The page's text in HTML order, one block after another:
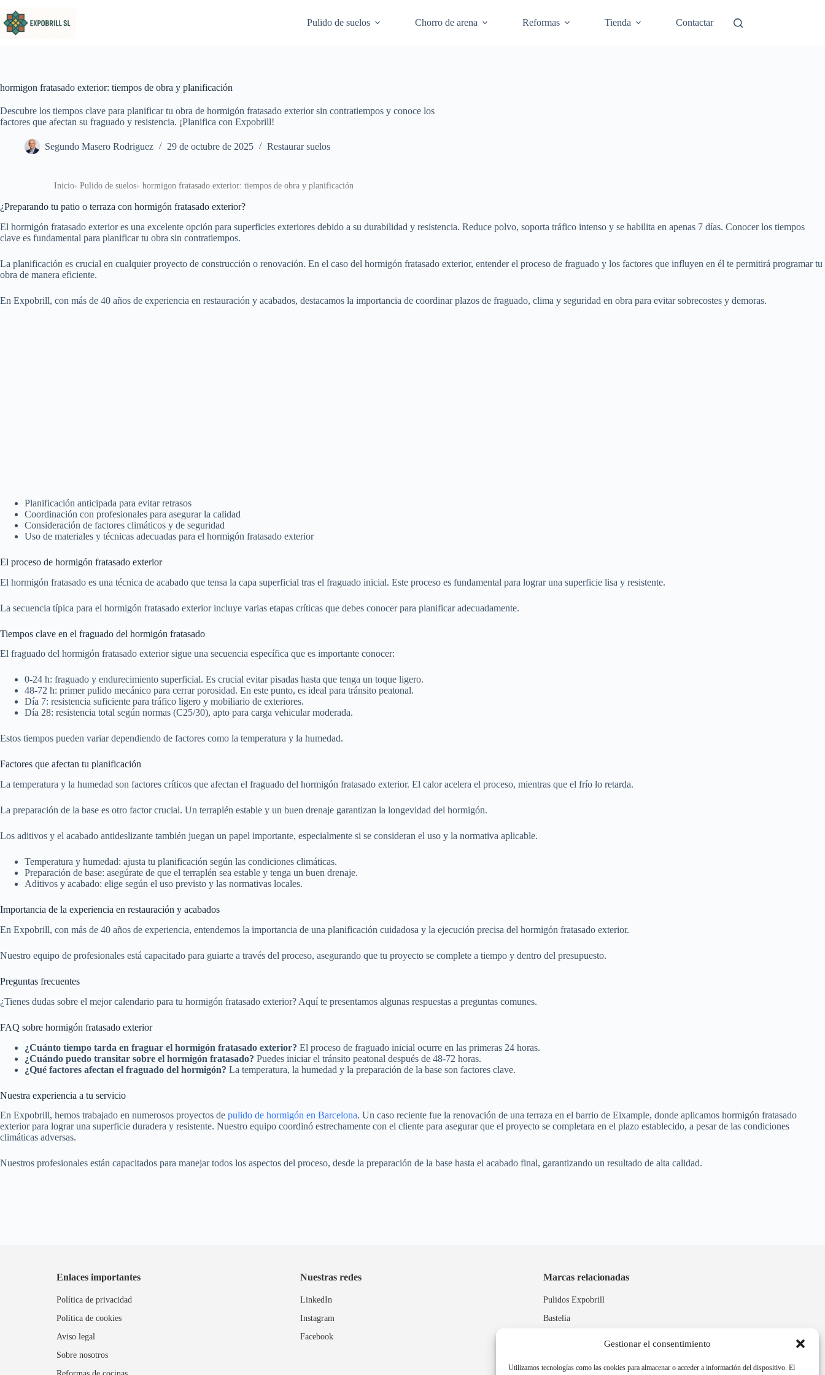
Gestionar el consentimiento
Utilizamos tecnologías como las cookies para almacenar o acceder a información del dispositivo. El
Pulido de suelos
Chorro de arena Reformas Tienda Contactar
hormigon fratasado exterior: tiempos de obra y planificación
Descubre los tiempos clave para planificar tu obra de hormigón fratasado exterior sin contratiempos y conoce los
factores que afectan su fraguado y resistencia. ¡Planifica con Expobrill!
Segundo Masero Rodriguez 29 de octubre de 2025 Restaurar suelos
Inicio Pulido de suelos hormigon fratasado exterior: tiempos de obra y planificación
¿Preparando tu patio o terraza con hormigón fratasado exterior?
El hormigón fratasado exterior es una excelente opción para superficies exteriores debido a su durabilidad y resistencia. Reduce polvo, soporta tráfico intenso y se habilita en apenas 7 días. Conocer los tiempos
clave es fundamental para planificar tu obra sin contratiempos.
La planificación es crucial en cualquier proyecto de construcción o renovación. En el caso del hormigón fratasado exterior, entender el proceso de fraguado y los factores que influyen en él te permitirá programar tu
obra de manera eficiente.
En Expobrill, con más de 40 años de experiencia en restauración y acabados, destacamos la importancia de coordinar plazos de fraguado, clima y seguridad en obra para evitar sobrecostes y demoras.
Planificación anticipada para evitar retrasos
Coordinación con profesionales para asegurar la calidad
Consideración de factores climáticos y de seguridad
Uso de materiales y técnicas adecuadas para el hormigón fratasado exterior
El proceso de hormigón fratasado exterior
El hormigón fratasado es una técnica de acabado que tensa la capa superficial tras el fraguado inicial. Este proceso es fundamental para lograr una superficie lisa y resistente.
La secuencia típica para el hormigón fratasado exterior incluye varias etapas críticas que debes conocer para planificar adecuadamente.
Tiempos clave en el fraguado del hormigón fratasado
El fraguado del hormigón fratasado exterior sigue una secuencia específica que es importante conocer:
0-24 h: fraguado y endurecimiento superficial. Es crucial evitar pisadas hasta que tenga un toque ligero.
48-72 h: primer pulido mecánico para cerrar porosidad. En este punto, es ideal para tránsito peatonal.
Día 7: resistencia suficiente para tráfico ligero y mobiliario de exteriores.
Día 28: resistencia total según normas (C25/30), apto para carga vehicular moderada.
Estos tiempos pueden variar dependiendo de factores como la temperatura y la humedad.
Factores que afectan tu planificación
La temperatura y la humedad son factores críticos que afectan el fraguado del hormigón fratasado exterior. El calor acelera el proceso, mientras que el frío lo retarda.
La preparación de la base es otro factor crucial. Un terraplén estable y un buen drenaje garantizan la longevidad del hormigón.
Los aditivos y el acabado antideslizante también juegan un papel importante, especialmente si se consideran el uso y la normativa aplicable.
Temperatura y humedad: ajusta tu planificación según las condiciones climáticas.
Preparación de base: asegúrate de que el terraplén sea estable y tenga un buen drenaje.
Aditivos y acabado: elige según el uso previsto y las normativas locales.
Importancia de la experiencia en restauración y acabados
En Expobrill, con más de 40 años de experiencia, entendemos la importancia de una planificación cuidadosa y la ejecución precisa del hormigón fratasado exterior.
Nuestro equipo de profesionales está capacitado para guiarte a través del proceso, asegurando que tu proyecto se complete a tiempo y dentro del presupuesto.
Preguntas frecuentes
¿Tienes dudas sobre el mejor calendario para tu hormigón fratasado exterior? Aquí te presentamos algunas respuestas a preguntas comunes.
FAQ sobre hormigón fratasado exterior
¿Cuánto tiempo tarda en fraguar el hormigón fratasado exterior? El proceso de fraguado inicial ocurre en las primeras 24 horas.
¿Cuándo puedo transitar sobre el hormigón fratasado? Puedes iniciar el tránsito peatonal después de 48-72 horas.
¿Qué factores afectan el fraguado del hormigón? La temperatura, la humedad y la preparación de la base son factores clave.
Nuestra experiencia a tu servicio
En Expobrill, hemos trabajado en numerosos proyectos de pulido de hormigón en Barcelona. Un caso reciente fue la renovación de una terraza en el barrio de Eixample, donde aplicamos hormigón fratasado
exterior para lograr una superficie duradera y resistente. Nuestro equipo coordinó estrechamente con el cliente para asegurar que el proyecto se completara en el plazo establecido, a pesar de las condiciones
climáticas adversas.
Nuestros profesionales están capacitados para manejar todos los aspectos del proceso, desde la preparación de la base hasta el acabado final, garantizando un resultado de alta calidad.
Enlaces importantes
Política de privacidad
Política de cookies
Aviso legal
Sobre nosotros
Nuestras redes
LinkedIn
Instagram
Facebook
Marcas relacionadas
Pulidos Expobrill
Bastelia